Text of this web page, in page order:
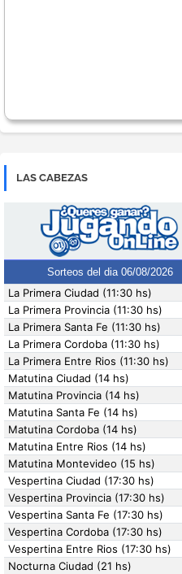
LAS CABEZAS